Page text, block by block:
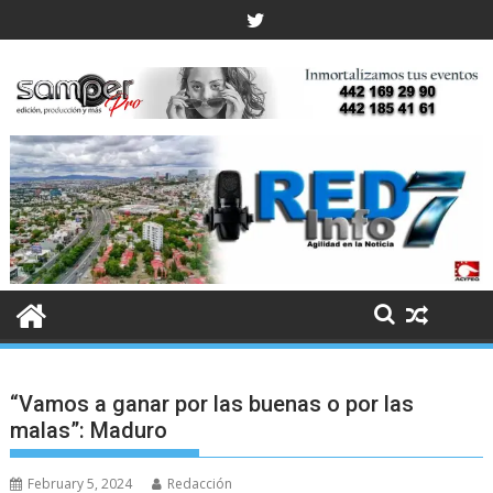
to
“Vamos a ganar por las buenas o por las
malas”: Maduro
February 5, 2024 Redacción